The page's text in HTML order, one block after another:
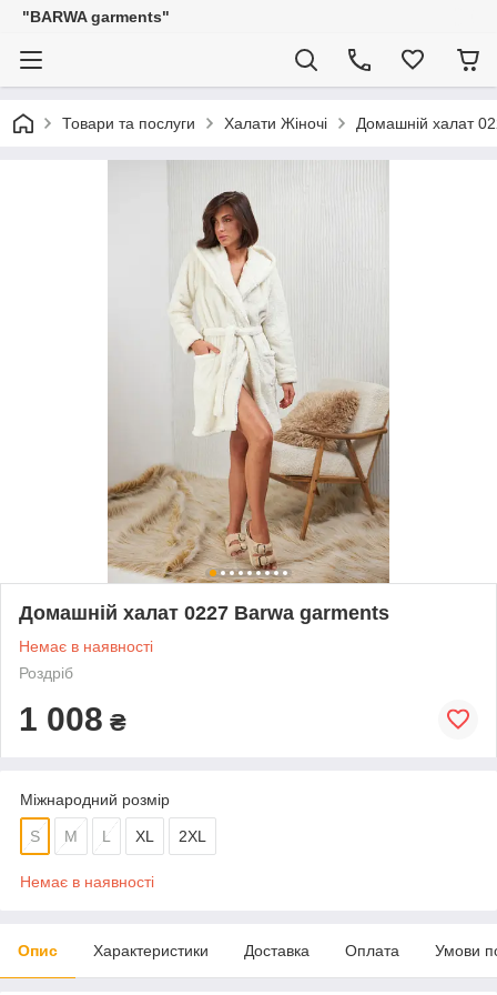
"BARWA garments"
Товари та послуги Халати Жіночі Домашній халат
Домашній халат 0227 Barwa garments
Немає в наявності
Роздріб
1 008 ₴
Міжнародний розмір
S M L XL 2XL
Немає в наявності
Опис Характеристики Доставка Оплата Умови